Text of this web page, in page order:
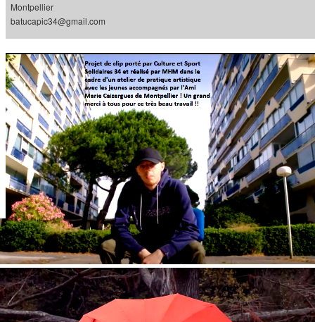
Montpellier
batucapic34@gmail.com